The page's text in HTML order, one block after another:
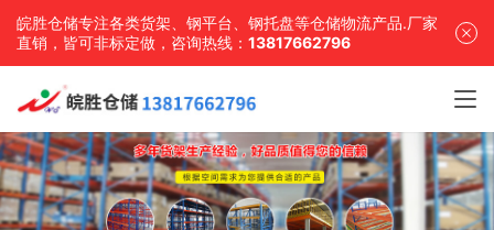
皖胜仓储专注各类货架、钢平台、钢托盘等仓储物流产品.厂家
直销，皆可非标定做，咨询热线： 13817662796